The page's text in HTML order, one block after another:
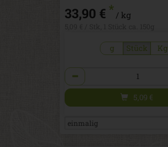
33,90 € * / kg
g Stück Kg
Anzahl
5,09 €